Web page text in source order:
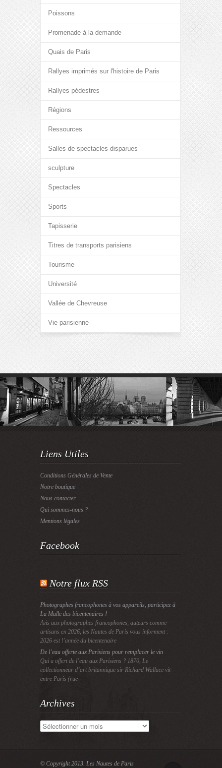
Poissons
Promenade à la demande
Quais de Paris
Rallyes imprimés sur l'histoire de Paris
Rallyes pédestres
Régions
Ressources
Salles de spectacles disparues
sculpture
Spectacles
Sports
Tapisserie
Titres de transports parisiens
Tourisme
Université
Vallée de Chevreuse
Vie parisienne
Liens Utiles
Conditions Générales de Vente
Notre boutique
Nous contacter
Qui sommes-nous ?
Mentions légales
Facebook
Notre flux RSS
Photographes francophones à vos appareils, participez à
La Malle des bicentenaires !
Avis aux photographes francophones, auteurs comme
artisans en 2026, les Nautes de Paris vous informent :
2026 est l’année du bicentenaire
De l’eau offerte aux Parisiens pour remplacer le vin
Qui a offert de l’eau aux Parisiens ? 1870, Le
collectionneur d’art britannique sir Richard Wallace vit
entre Paris (rue
Archives
Archives
© Copyright 2013. Les Nautes de Paris